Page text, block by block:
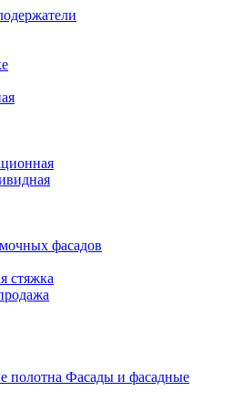
фасадов
стяжка
Фасады и фасадные